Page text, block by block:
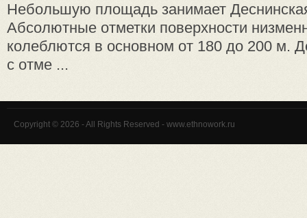
Небольшую площадь занимает
Абсолютные отметки поверхности
колеблются в основном от 180 до 200 м.
с отме ...
Copyright © 2026 - All Rights Reserved - www.ethnowork.ru